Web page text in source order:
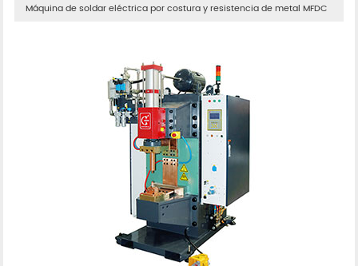
Máquina de soldar eléctrica por costura y resistencia de metal MFDC